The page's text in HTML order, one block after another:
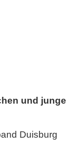
und junge
Duisburg